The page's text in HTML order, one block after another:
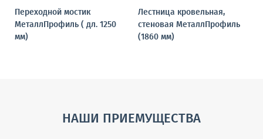
Переходной мостик
МеталлПрофиль ( дл. 1250
мм)
Лестница кровельная,
стеновая МеталлПрофиль
(1860 мм)
НАШИ ПРИЕМУЩЕСТВА